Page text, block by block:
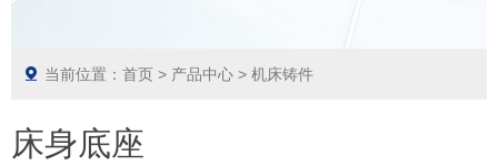
当前位置： 首页 > 产品中心 > 机床铸件
床身底座